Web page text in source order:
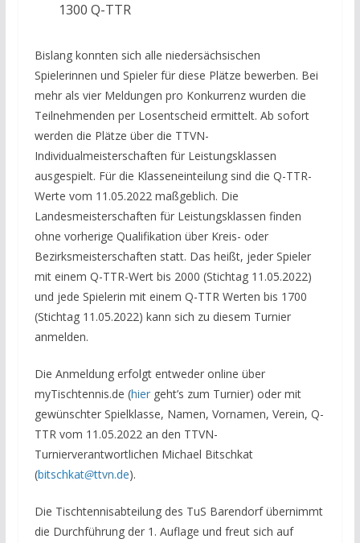
1300 Q-TTR
Bislang konnten sich alle niedersächsischen
Spielerinnen und Spieler für diese Plätze bewerben. Bei
mehr als vier Meldungen pro Konkurrenz wurden die
Teilnehmenden per Losentscheid ermittelt. Ab sofort
werden die Plätze über die TTVN-
Individualmeisterschaften für Leistungsklassen
ausgespielt. Für die Klasseneinteilung sind die Q-TTR-
Werte vom 11.05.2022 maßgeblich. Die
Landesmeisterschaften für Leistungsklassen finden
ohne vorherige Qualifikation über Kreis- oder
Bezirksmeisterschaften statt. Das heißt, jeder Spieler
mit einem Q-TTR-Wert bis 2000 (Stichtag 11.05.2022)
und jede Spielerin mit einem Q-TTR Werten bis 1700
(Stichtag 11.05.2022) kann sich zu diesem Turnier
anmelden.
Die Anmeldung erfolgt entweder online über
myTischtennis.de (hiergeht’s zum Turnier) oder mit
gewünschter Spielklasse, Namen, Vornamen, Verein, Q-
TTR vom 11.05.2022 an den TTVN-
Turnierverantwortlichen Michael Bitschkat
(bitschkat@ttvn.de).
Die Tischtennisabteilung des TuS Barendorf übernimmt
die Durchführung der 1. Auflage und freut sich auf